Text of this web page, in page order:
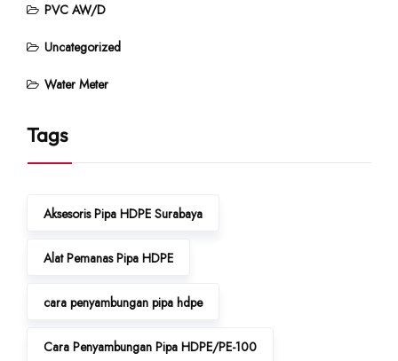
PVC AW/D
Uncategorized
Water Meter
Tags
Aksesoris Pipa HDPE Surabaya
Alat Pemanas Pipa HDPE
cara penyambungan pipa hdpe
Cara Penyambungan Pipa HDPE/PE-100